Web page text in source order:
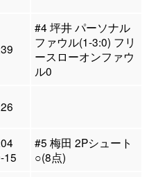
#4 坪井 パーソナル
ファウル(1-3:0) フリ
ースローオンファウ
ル0
15
#5 梅田 2Pシュート
○(8点)